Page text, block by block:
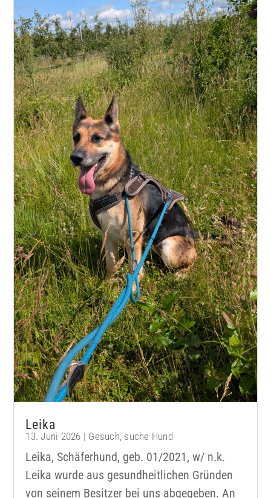
Leika
13. Juni 2026 | Gesuch, suche Hund
Leika, Schäferhund, geb. 01/2021, w/ n.k.
Leika wurde aus gesundheitlichen Gründen
von seinem Besitzer bei uns abgegeben. An